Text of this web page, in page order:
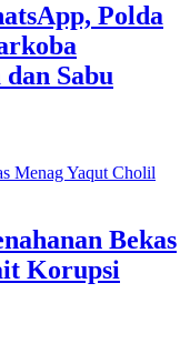
Polda
Sabu
Bekas
Korupsi